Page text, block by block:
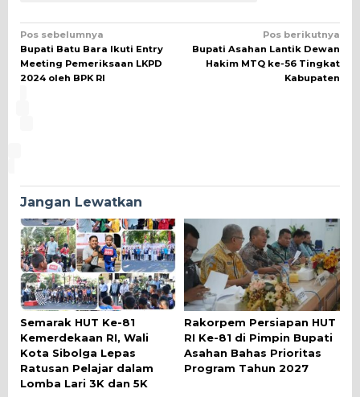
Navigasi
pos
Pos sebelumnya
Bupati Batu Bara Ikuti Entry
Meeting Pemeriksaan LKPD
2024 oleh BPK RI
Pos berikutnya
Bupati Asahan Lantik Dewan
Hakim MTQ ke-56 Tingkat
Kabupaten
Jangan Lewatkan
Semarak HUT Ke-81
Kemerdekaan RI, Wali
Kota Sibolga Lepas
Ratusan Pelajar dalam
Lomba Lari 3K dan 5K
Rakorpem Persiapan HUT
RI Ke-81 di Pimpin Bupati
Asahan Bahas Prioritas
Program Tahun 2027